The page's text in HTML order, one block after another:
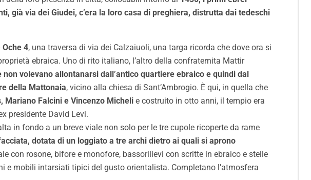
già via dei Giudei, c’era la loro casa di preghiera, distrutta dai tedeschi
4, una traversa di via dei Calzaiuoli, una targa ricorda che dove ora si
ebraica. Uno di rito italiano, l’altro della confraternita Mattir
volevano allontanarsi dall’antico quartiere ebraico e quindi dal
della Mattonaia, vicino alla chiesa di Sant’Ambrogio. È qui, in quella che
Mariano Falcini e Vincenzo Micheli e costruito in otto anni, il tempio era
presidente David Levi.
in fondo a un breve viale non solo per le tre cupole ricoperte da rame
dotata di un loggiato a tre archi dietro ai quali si aprono
con rosone, bifore e monofore, bassorilievi con scritte in ebraico e stelle
e mobili intarsiati tipici del gusto orientalista. Completano l’atmosfera